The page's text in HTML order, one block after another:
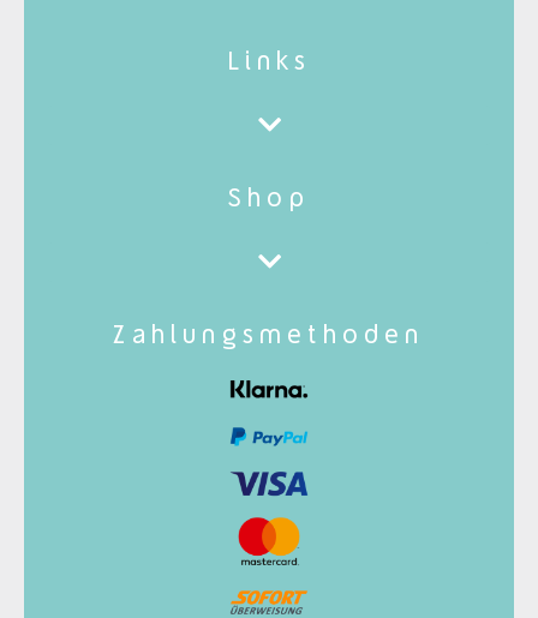
Links
Shop
Zahlungsmethoden